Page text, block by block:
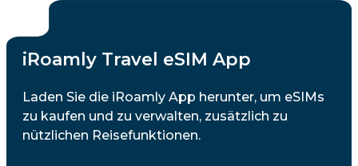
iRoamly Travel eSIM App
Laden Sie die iRoamly App herunter, um eSIMs
zu kaufen und zu verwalten, zusätzlich zu
nützlichen Reisefunktionen.